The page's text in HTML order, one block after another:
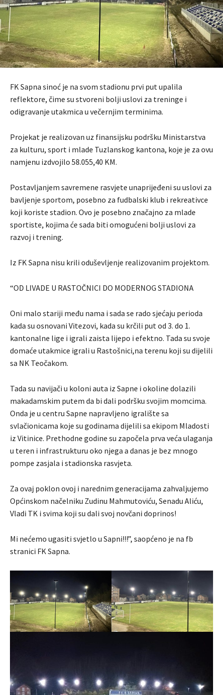
FK Sapna sinoć je na svom stadionu prvi put upalila
reflektore, čime su stvoreni bolji uslovi za treninge i
odigravanje utakmica u večernjim terminima.
Projekat je realizovan uz finansijsku podršku Ministarstva
za kulturu, sport i mlade Tuzlanskog kantona, koje je za ovu
namjenu izdvojilo 58.055,40 KM.
Postavljanjem savremene rasvjete unaprijeđeni su uslovi za
bavljenje sportom, posebno za fudbalski klub i rekreativce
koji koriste stadion. Ovo je posebno značajno za mlade
sportiste, kojima će sada biti omogućeni bolji uslovi za
razvoj i trening.
Iz FK Sapna nisu krili oduševljenje realizovanim projektom.
“OD LIVADE U RASTOČNICI DO MODERNOG STADIONA
Oni malo stariji među nama i sada se rado sjećaju perioda
kada su osnovani Vitezovi, kada su krčili put od 3. do 1.
kantonalne lige i igrali zaista lijepo i efektno. Tada su svoje
domaće utakmice igrali u Rastošnici,na terenu koji su dijelili
sa NK Teočakom.
Tada su navijači u koloni auta iz Sapne i okoline dolazili
makadamskim putem da bi dali podršku svojim momcima.
Onda je u centru Sapne napravljeno igralište sa
svlačionicama koje su godinama dijelili sa ekipom Mladosti
iz Vitinice. Prethodne godine su započela prva veća ulaganja
u teren i infrastrukturu oko njega a danas je bez mnogo
pompe zasjala i stadionska rasvjeta.
Za ovaj poklon ovoj i narednim generacijama zahvaljujemo
Općinskom načelniku Zudinu Mahmutoviću, Senadu Aliću,
Vladi TK i svima koji su dali svoj novčani doprinos!
Mi nećemo ugasiti svjetlo u Sapni!!!”, saopćeno je na fb
stranici FK Sapna.